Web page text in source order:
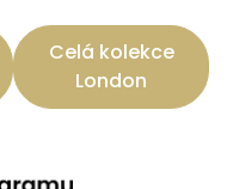
Celá kolekce
London